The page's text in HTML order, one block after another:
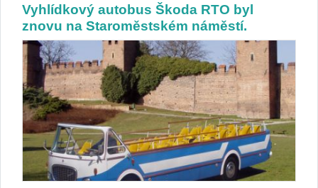
Vyhlídkový autobus Škoda RTO byl
znovu na Staroměstském náměstí.